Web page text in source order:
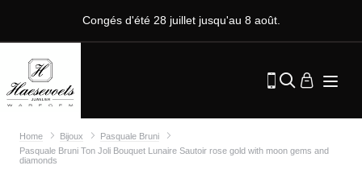
Congés d'été 28 juillet jusqu'au 8 août.
Home Bijoux
Pasquale Bruni
Pasquale Bruni Ton Joli Bouquet Lunaire Sautoir rose gold with moon gems and
diamonds